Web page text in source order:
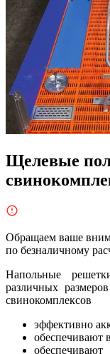
Щелевые
Обращаем ваше
по безналичному
Напольные
различных
свинокомплексов
эффективно
обеспечивают